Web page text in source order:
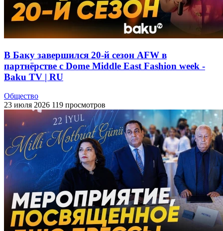
В Баку завершился 20-й сезон AFW в
партнёрстве с Dome Middle East Fashion week -
Baku TV | RU
Общество
23 июля 2026 119 просмотров